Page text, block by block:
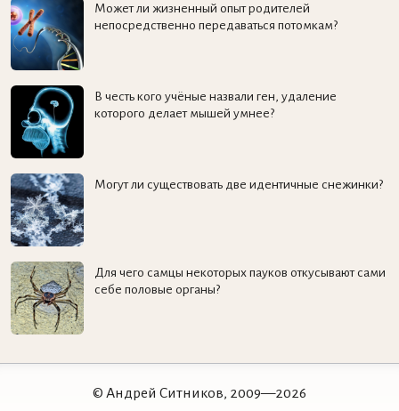
Может ли жизненный опыт родителей
непосредственно передаваться потомкам?
В честь кого учёные назвали ген, удаление
которого делает мышей умнее?
Могут ли существовать две идентичные снежинки?
Для чего самцы некоторых пауков откусывают сами
себе половые органы?
© Андрей Ситников, 2009—2026